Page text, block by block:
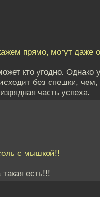
прямо, могут даже
кто угодно. Однако
без спешки,
часть успеха.
с мышкой!!
есть!!!